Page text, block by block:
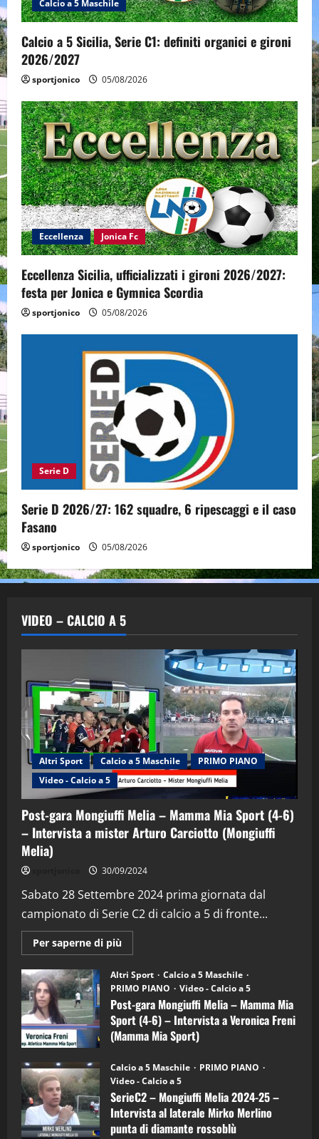
Calcio a 5 Maschile
Calcio a 5 Sicilia, Serie C1: definiti organici e gironi
2026/2027
sportjonico 05/08/2026
Eccellenza Jonica Fc
Eccellenza Sicilia, ufficializzati i gironi 2026/2027:
festa per Jonica e Gymnica Scordia
sportjonico 05/08/2026
Serie D
Serie D 2026/27: 162 squadre, 6 ripescaggi e il caso
Fasano
sportjonico 05/08/2026
VIDEO – CALCIO A 5
Altri Sport Calcio a 5 Maschile
PRIMO PIANO
Video - Calcio a 5
Post-gara Mongiuffi Melia – Mamma Mia Sport (4-6)
– Intervista a mister Arturo Carciotto (Mongiuffi
Melia)
30/09/2024
Sabato 28 Settembre 2024 prima giornata dal
campionato di Serie C2 di calcio a 5 di fronte...
Per saperne di più
informazioni
Post-
gara
Mongiuffi
Melia
–
Mamma
Mia
Sport
6)
–
Intervista
a
mister
Arturo
Carciotto
(Mongiuffi
Altri Sport
Calcio a 5 Maschile
PRIMO PIANO
Video - Calcio a 5
Post-gara Mongiuffi Melia – Mamma Mia
Sport (4-6) – Intervista a Veronica Freni
(Mamma Mia Sport)
Calcio a 5 Maschile
PRIMO PIANO
Video - Calcio a 5
SerieC2 – Mongiuffi Melia 2024-25 –
Intervista al laterale Mirko Merlino
punta di diamante rossoblù
2
“SportEmpire” in Podcast: 29^ Puntata
(Martedi 28 Aprile 2026)
28/04/2026
3
"SportEmpire" in Podcast
“SportEmpire” in Podcast: 28^ Puntata
(Martedi 21 Aprile 2026)
21/04/2026
4
“SportEmpire” in Podcast: 27^ Puntata
(Martedi 14 Aprile 2026)
15/04/2026